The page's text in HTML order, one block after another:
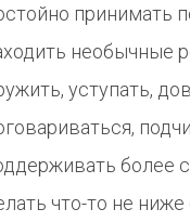
принимать
необычные
уступать,
более
что-то не